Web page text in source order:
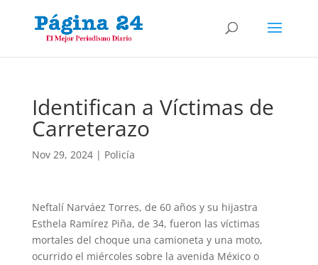
Identifican a Víctimas de
Carreterazo
Nov 29, 2024| Policía
Neftalí Narváez Torres, de 60 años y su hijastra
Esthela Ramírez Piña, de 34, fueron las víctimas
mortales del choque una camioneta y una moto,
ocurrido el miércoles sobre la avenida México o